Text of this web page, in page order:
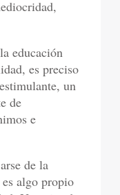
educación
es preciso
un
de
e
de la
algo propio